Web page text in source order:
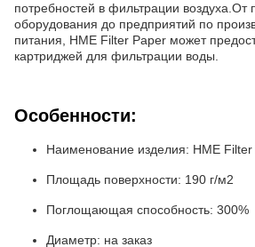
потребностей в фильтрации
оборудования до предприятий по
питания, HME Filter Paper может
картриджей для фильтрации воды.
Особенности:
Наименование изделия: HME
Площадь поверхности: 190 г/м2
Поглощающая способность: 300%
Диаметр: на заказ